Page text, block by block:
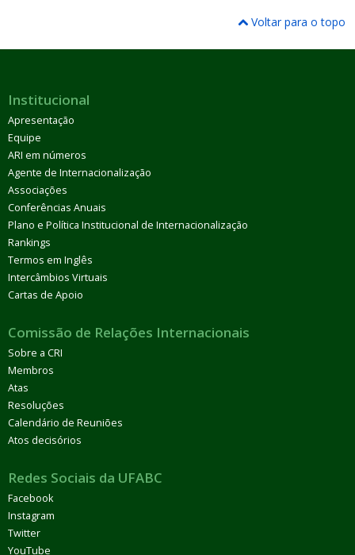
Voltar para o topo
Institucional
Apresentação
Equipe
ARI em números
Agente de Internacionalização
Associações
Conferências Anuais
Plano e Política Institucional de Internacionalização
Rankings
Termos em Inglês
Intercâmbios Virtuais
Cartas de Apoio
Comissão de Relações Internacionais
Sobre a CRI
Membros
Atas
Resoluções
Calendário de Reuniões
Atos decisórios
Redes Sociais da UFABC
Facebook
Instagram
Twitter
YouTube